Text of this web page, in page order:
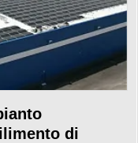
di